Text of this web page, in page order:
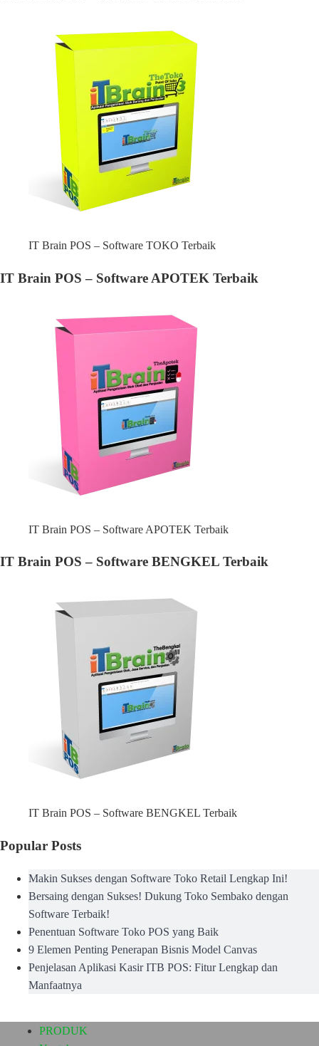
IT Brain POS – Software TOKO Terbaik
IT Brain POS – Software APOTEK Terbaik
IT Brain POS – Software APOTEK Terbaik
IT Brain POS – Software BENGKEL Terbaik
IT Brain POS – Software BENGKEL Terbaik
Popular Posts
Makin Sukses dengan Software Toko Retail Lengkap Ini!
Bersaing dengan Sukses! Dukung Toko Sembako dengan
Software Terbaik!
Penentuan Software Toko POS yang Baik
9 Elemen Penting Penerapan Bisnis Model Canvas
Penjelasan Aplikasi Kasir ITB POS: Fitur Lengkap dan
Manfaatnya
PRODUK